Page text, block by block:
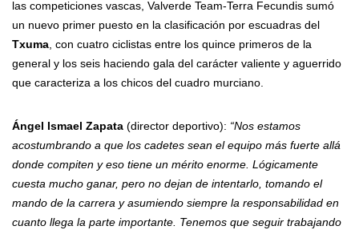
las competiciones vascas, Valverde Team-Terra Fecundis sumó
un nuevo primer puesto en la clasificación por escuadras del
Txuma, con cuatro ciclistas entre los quince primeros de la
general y los seis haciendo gala del carácter valiente y aguerrido
que caracteriza a los chicos del cuadro murciano.
Ángel Ismael Zapata (director deportivo): “Nos estamos
acostumbrando a que los cadetes sean el equipo más fuerte allá
donde compiten y eso tiene un mérito enorme. Lógicamente
cuesta mucho ganar, pero no dejan de intentarlo, tomando el
mando de la carrera y asumiendo siempre la responsabilidad en
cuanto llega la parte importante. Tenemos que seguir trabajando